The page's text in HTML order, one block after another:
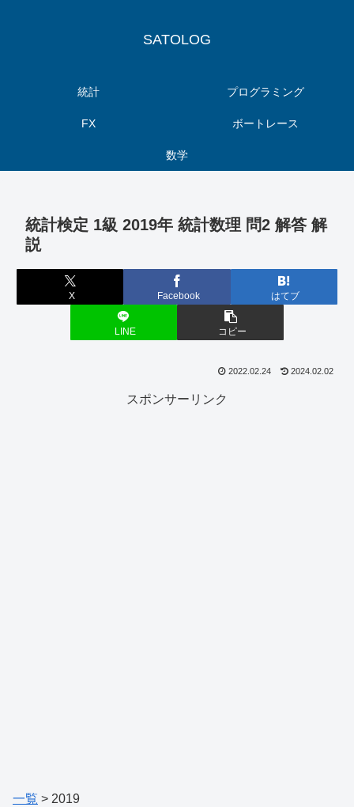
SATOLOG
統計 プログラミング
FX ボートレース
数学
統計検定 1級 2019年 統計数理 問2 解答 解
説
X Facebook はてブ
LINE コピー
2022.02.24 2024.02.02
スポンサーリンク
一覧 > 2019